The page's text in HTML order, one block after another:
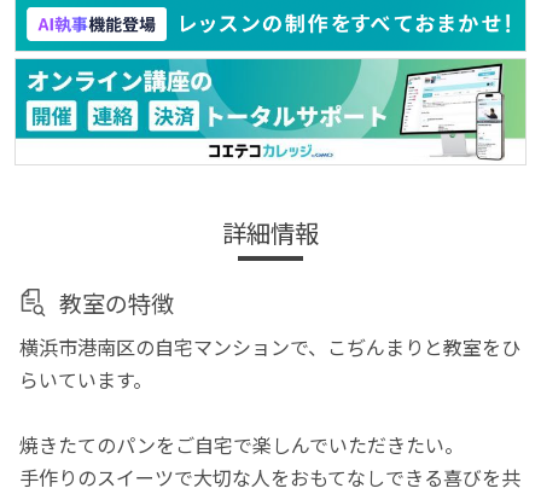
詳細情報
教室の特徴
横浜市港南区の自宅マンションで、こぢんまりと教室をひ
らいています。
焼きたてのパンをご自宅で楽しんでいただきたい。
手作りのスイーツで大切な人をおもてなしできる喜びを共